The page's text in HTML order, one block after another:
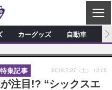
C
L
S
E
新製品情報
ショップ訪問記
カスタマイズ新製品情報
カーグッズ 自動車
注目!? “シックスエ
集記事 2019.7.27（土） 12:05